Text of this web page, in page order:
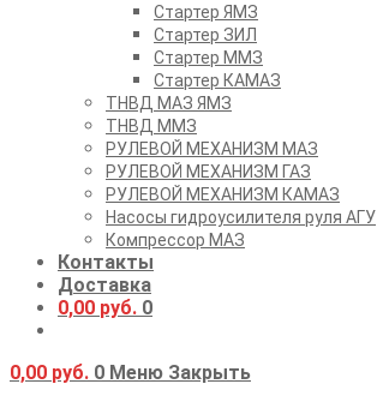
Стартер ЯМЗ
Стартер ЗИЛ
Стартер ММЗ
Стартер КАМАЗ
ТНВД МАЗ ЯМЗ
ТНВД ММЗ
РУЛЕВОЙ МЕХАНИЗМ МАЗ
РУЛЕВОЙ МЕХАНИЗМ ГАЗ
РУЛЕВОЙ МЕХАНИЗМ КАМАЗ
Насосы гидроусилителя руля АГУ
Компрессор МАЗ
Контакты
Доставка
0,00 руб. 0
0,00 руб. 0 Меню Закрыть